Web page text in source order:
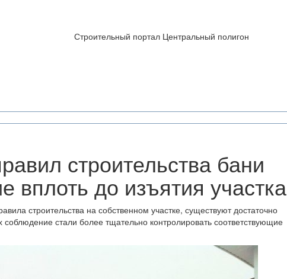
Строительный портал Центральный полигон
строительства бани
вплоть до изъятия участка
строительства на собственном участке, существуют достаточно
стали более тщательно контролировать соответствующие